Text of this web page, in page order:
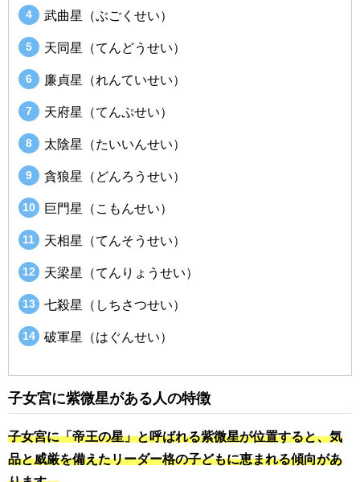
武曲星（ぶごくせい）
天同星（てんどうせい）
廉貞星（れんていせい）
天府星（てんぷせい）
太陰星（たいいんせい）
貪狼星（どんろうせい）
巨門星（こもんせい）
天相星（てんそうせい）
天梁星（てんりょうせい）
七殺星（しちさつせい）
破軍星（はぐんせい）
子女宮に紫微星がある人の特徴
子女宮に「帝王の星」と呼ばれる紫微星が位置すると、気
品と威厳を備えたリーダー格の子どもに恵まれる傾向があ